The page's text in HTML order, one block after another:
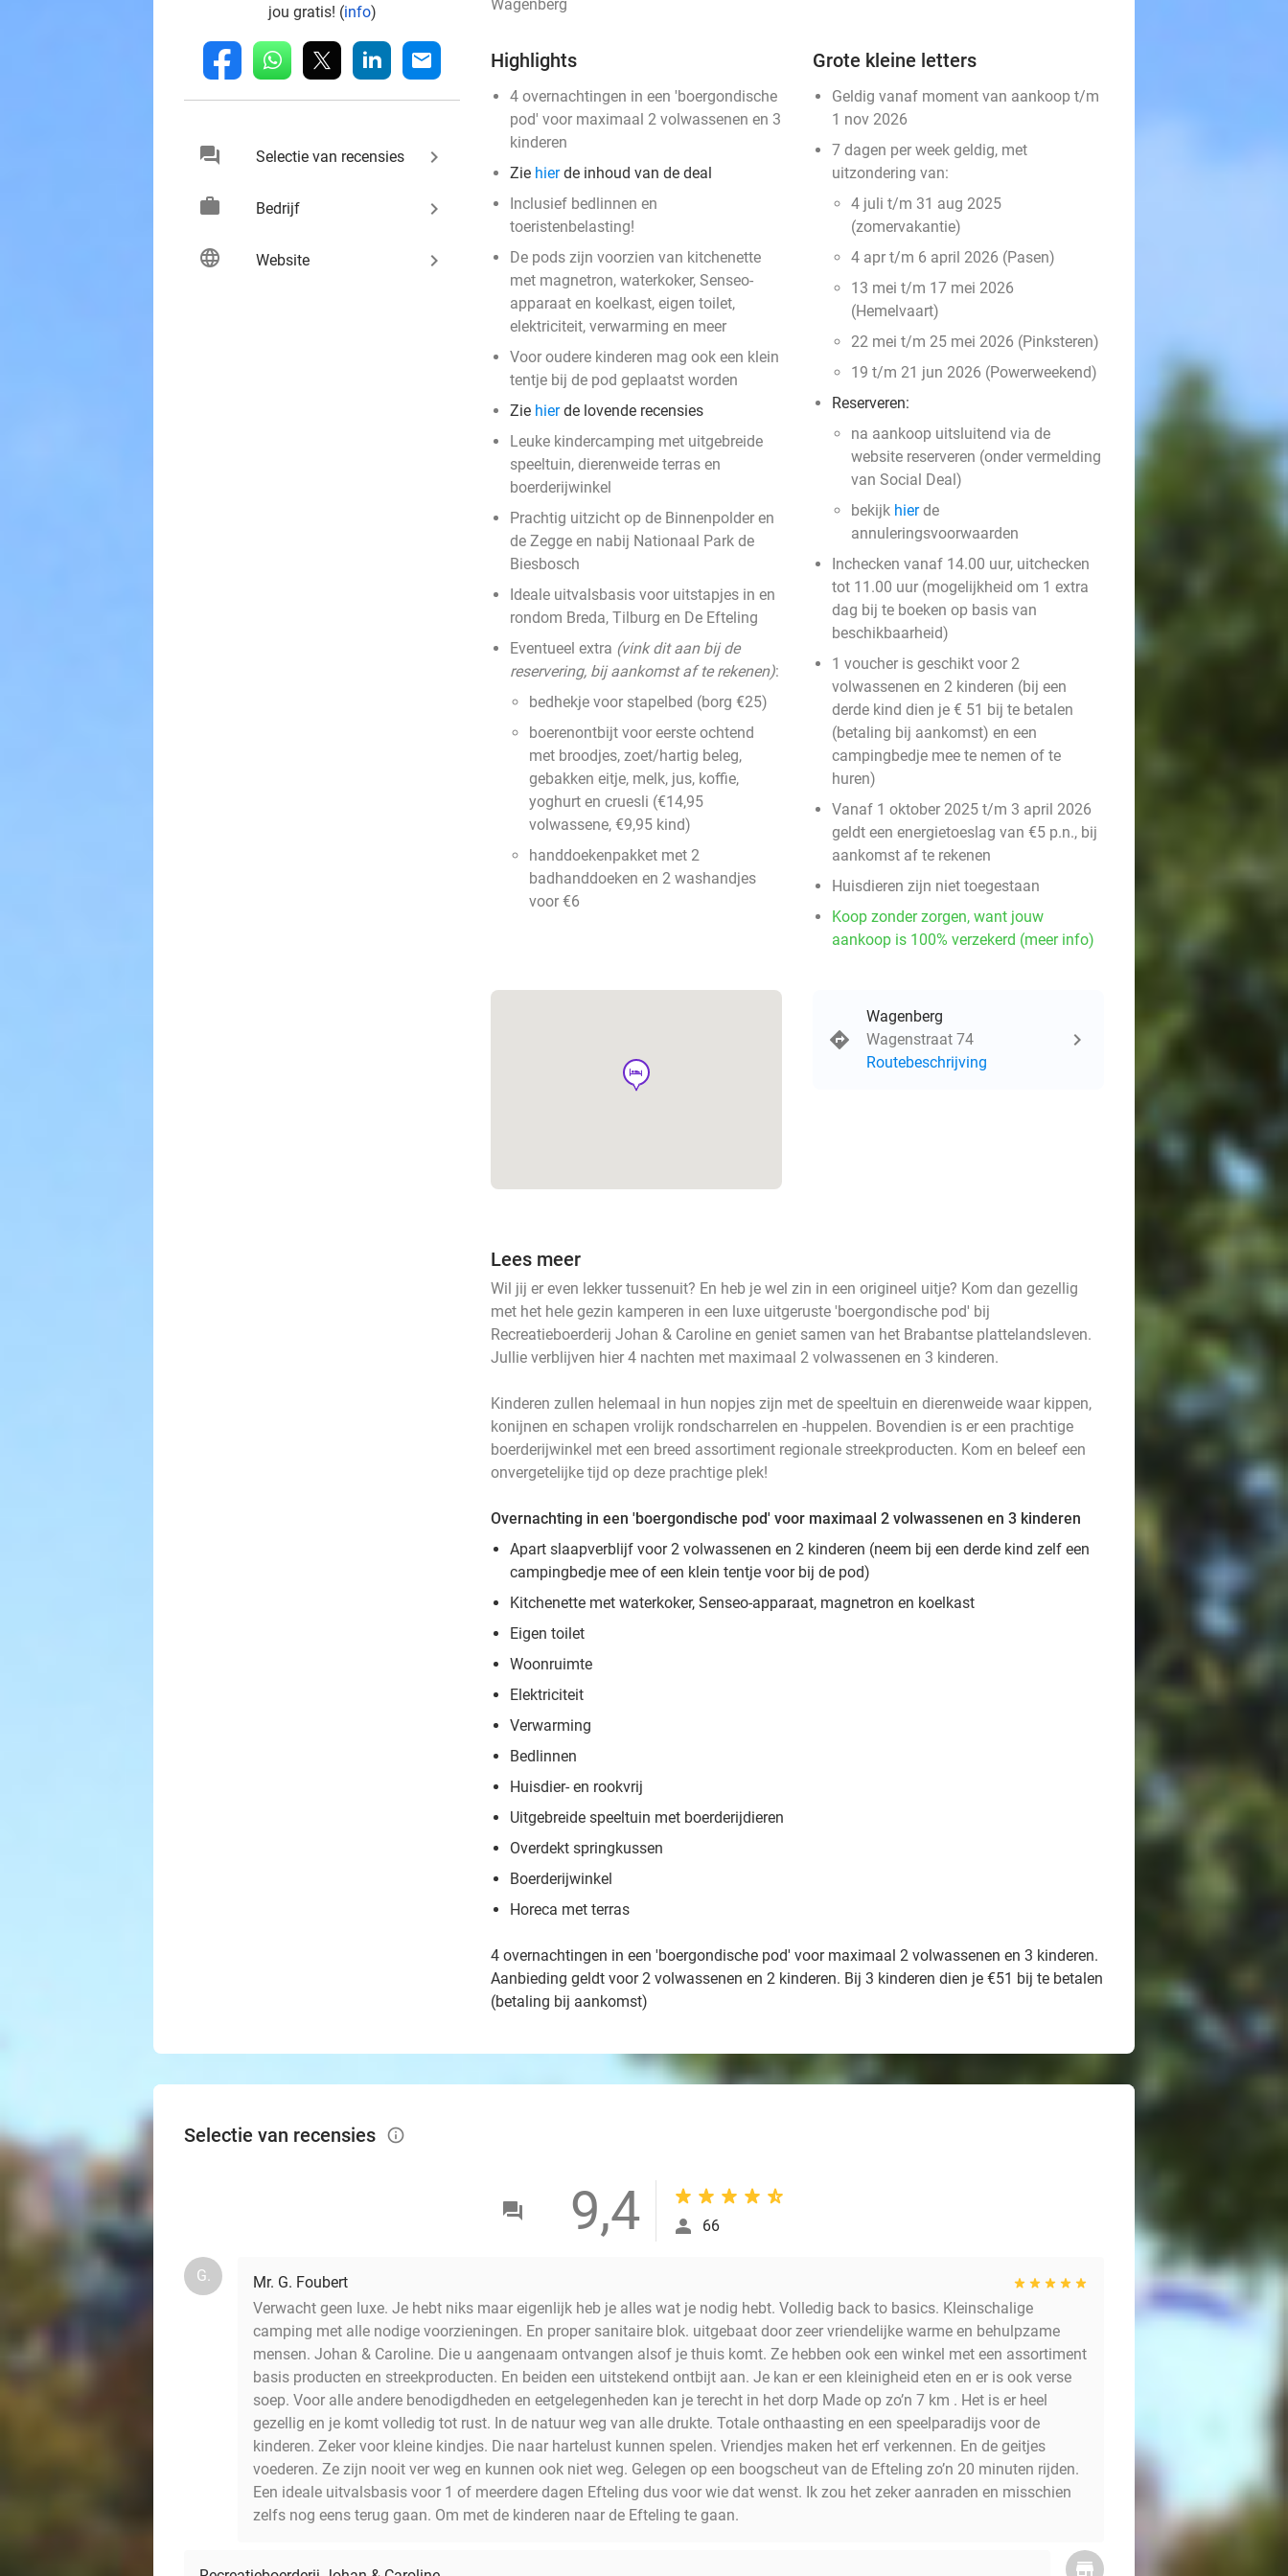
jou gratis! (info)
fb whatsapp linkedin mail
chat Selectie van recensies keyboard_arrow_right
work Bedrijf keyboard_arrow_right
language Website keyboard_arrow_right
Wagenberg
Highlights
4 overnachtingen in een 'boergondische
pod' voor maximaal 2 volwassenen en 3
kinderen
Zie hierde inhoud van de deal
Inclusief bedlinnen en
toeristenbelasting!
De pods zijn voorzien van kitchenette
met magnetron, waterkoker, Senseo-
apparaat en koelkast, eigen toilet,
elektriciteit, verwarming en meer
Voor oudere kinderen mag ook een klein
tentje bij de pod geplaatst worden
Zie hierde lovende recensies
Leuke kindercamping met uitgebreide
speeltuin, dierenweide terras en
boerderijwinkel
Prachtig uitzicht op de Binnenpolder en
de Zegge en nabij Nationaal Park de
Biesbosch
Ideale uitvalsbasis voor uitstapjes in en
rondom Breda, Tilburg en De Efteling
Eventueel extra (vink dit aan bij de
reservering, bij aankomst af te rekenen):
bedhekje voor stapelbed (borg €25)
boerenontbijt voor eerste ochtend
met broodjes, zoet/hartig beleg,
gebakken eitje, melk, jus, koffie,
yoghurt en cruesli (€14,95
volwassene, €9,95 kind)
handdoekenpakket met 2
badhanddoeken en 2 washandjes
voor €6
Grote kleine letters
Geldig vanaf moment van aankoop t/m
1 nov 2026
7 dagen per week geldig, met
uitzondering van:
4 juli t/m 31 aug 2025
(zomervakantie)
4 apr t/m 6 april 2026 (Pasen)
13 mei t/m 17 mei 2026
(Hemelvaart)
22 mei t/m 25 mei 2026 (Pinksteren)
19 t/m 21 jun 2026 (Powerweekend)
Reserveren:
na aankoop uitsluitend via de
website reserveren (onder vermelding
van Social Deal)
bekijk hierde
annuleringsvoorwaarden
Inchecken vanaf 14.00 uur, uitchecken
tot 11.00 uur (mogelijkheid om 1 extra
dag bij te boeken op basis van
beschikbaarheid)
1 voucher is geschikt voor 2
volwassenen en 2 kinderen (bij een
derde kind dien je € 51 bij te betalen
(betaling bij aankomst) en een
campingbedje mee te nemen of te
huren)
Vanaf 1 oktober 2025 t/m 3 april 2026
geldt een energietoeslag van €5 p.n., bij
aankomst af te rekenen
Huisdieren zijn niet toegestaan
Koop zonder zorgen, want jouw
aankoop is 100% verzekerd (meer info)
hotel
Wagenberg
Wagenstraat 74
Routebeschrijving
Lees meer
Wil jij er even lekker tussenuit? En heb je wel zin in een origineel uitje? Kom dan gezellig
met het hele gezin kamperen in een luxe uitgeruste 'boergondische pod' bij
Recreatieboerderij Johan & Caroline en geniet samen van het Brabantse plattelandsleven.
Jullie verblijven hier 4 nachten met maximaal 2 volwassenen en 3 kinderen.
Kinderen zullen helemaal in hun nopjes zijn met de speeltuin en dierenweide waar kippen,
konijnen en schapen vrolijk rondscharrelen en -huppelen. Bovendien is er een prachtige
boerderijwinkel met een breed assortiment regionale streekproducten. Kom en beleef een
onvergetelijke tijd op deze prachtige plek!
Overnachting in een 'boergondische pod' voor maximaal 2 volwassenen en 3 kinderen
Apart slaapverblijf voor 2 volwassenen en 2 kinderen (neem bij een derde kind zelf een
campingbedje mee of een klein tentje voor bij de pod)
Kitchenette met waterkoker, Senseo-apparaat, magnetron en koelkast
Eigen toilet
Woonruimte
Elektriciteit
Verwarming
Bedlinnen
Huisdier- en rookvrij
Uitgebreide speeltuin met boerderijdieren
Overdekt springkussen
Boerderijwinkel
Horeca met terras
4 overnachtingen in een 'boergondische pod' voor maximaal 2 volwassenen en 3 kinderen.
Aanbieding geldt voor 2 volwassenen en 2 kinderen. Bij 3 kinderen dien je €51 bij te betalen
(betaling bij aankomst)
Selectie van recensies info_outlined
9,4 66
G.
Mr. G. Foubert
Verwacht geen luxe. Je hebt niks maar eigenlijk heb je alles wat je nodig hebt. Volledig back to basics. Kleinschalige
camping met alle nodige voorzieningen. En proper sanitaire blok. uitgebaat door zeer vriendelijke warme en behulpzame
mensen. Johan & Caroline. Die u aangenaam ontvangen alsof je thuis komt. Ze hebben ook een winkel met een assortiment
basis producten en streekproducten. En beiden een uitstekend ontbijt aan. Je kan er een kleinigheid eten en er is ook verse
soep. Voor alle andere benodigdheden en eetgelegenheden kan je terecht in het dorp Made op zo’n 7 km . Het is er heel
gezellig en je komt volledig tot rust. In de natuur weg van alle drukte. Totale onthaasting en een speelparadijs voor de
kinderen. Zeker voor kleine kindjes. Die naar hartelust kunnen spelen. Vriendjes maken het erf verkennen. En de geitjes
voederen. Ze zijn nooit ver weg en kunnen ook niet weg. Gelegen op een boogscheut van de Efteling zo’n 20 minuten rijden.
Een ideale uitvalsbasis voor 1 of meerdere dagen Efteling dus voor wie dat wenst. Ik zou het zeker aanraden en misschien
zelfs nog eens terug gaan. Om met de kinderen naar de Efteling te gaan.